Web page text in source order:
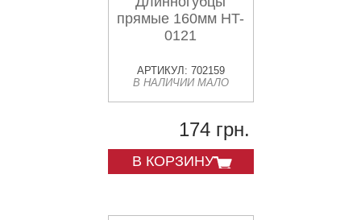
прямые 160мм HT-
0121
АРТИКУЛ: 702159
В НАЛИЧИИ МАЛО
174 грн.
В КОРЗИНУ